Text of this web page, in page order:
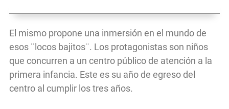
El mismo propone una inmersión en el mundo de
esos ¨locos bajitos¨. Los protagonistas son niños
que concurren a un centro público de atención a la
primera infancia. Este es su año de egreso del
centro al cumplir los tres años.